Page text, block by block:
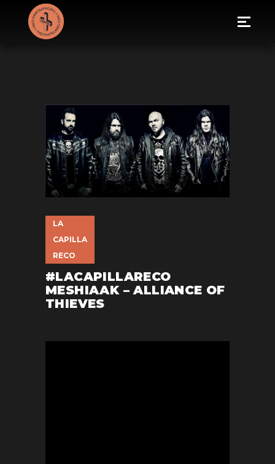
LA
CAPILLA
RECO
#LACAPILLARECO
MESHIAAK – ALLIANCE OF
THIEVES